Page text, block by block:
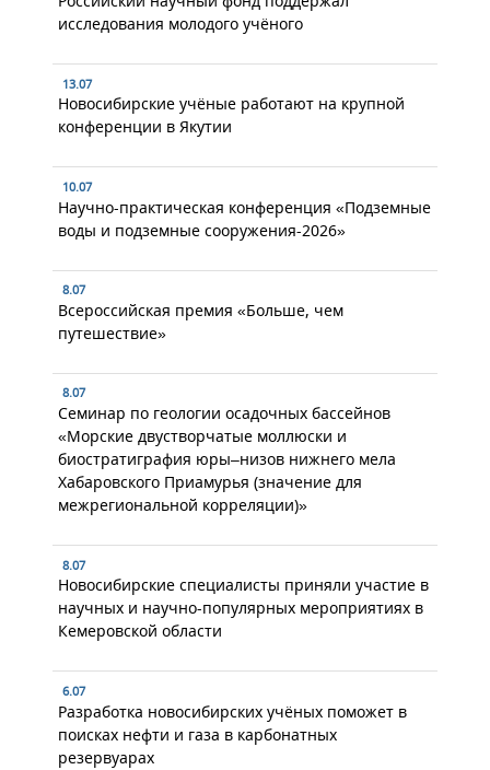
исследования молодого учёного
13.07
Новосибирские учёные работают на крупной
конференции в Якутии
10.07
Научно-практическая конференция «Подземные
воды и подземные сооружения-2026»
8.07
Всероссийская премия «Больше, чем
путешествие»
8.07
Семинар по геологии осадочных бассейнов
«Морские двустворчатые моллюски и
биостратиграфия юры–низов нижнего мела
Хабаровского Приамурья (значение для
межрегиональной корреляции)»
8.07
Новосибирские специалисты приняли участие в
научных и научно-популярных мероприятиях в
Кемеровской области
6.07
Разработка новосибирских учёных поможет в
поисках нефти и газа в карбонатных
резервуарах